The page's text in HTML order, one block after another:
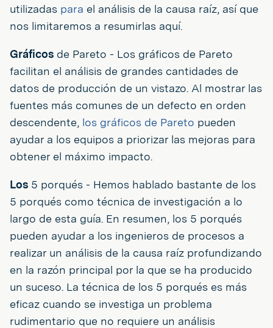
utilizadas para el análisis de la causa raíz, así que
nos limitaremos a resumirlas aquí.
Gráficos de Pareto - Los gráficos de Pareto
facilitan el análisis de grandes cantidades de
datos de producción de un vistazo. Al mostrar las
fuentes más comunes de un defecto en orden
descendente, los gráficos de Pareto pueden
ayudar a los equipos a priorizar las mejoras para
obtener el máximo impacto.
Los 5 porqués - Hemos hablado bastante de los
5 porqués como técnica de investigación a lo
largo de esta guía. En resumen, los 5 porqués
pueden ayudar a los ingenieros de procesos a
realizar un análisis de la causa raíz profundizando
en la razón principal por la que se ha producido
un suceso. La técnica de los 5 porqués es más
eficaz cuando se investiga un problema
rudimentario que no requiere un análisis